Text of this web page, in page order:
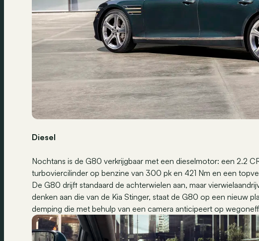
Diesel
Nochtans is de G80 verkrijgbaar met een dieselmotor: een 2.2
turboviercilinder op benzine van 300 pk en 421 Nm en een
De G80 drijft standaard de achterwielen aan, maar
denken aan die van de Kia Stinger, staat de G80 op een nieuw
demping die met behulp van een camera anticipeert op